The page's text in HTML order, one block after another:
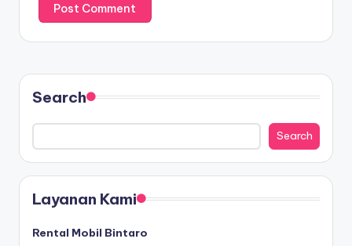
Search
Search
Layanan Kami
Rental Mobil Bintaro